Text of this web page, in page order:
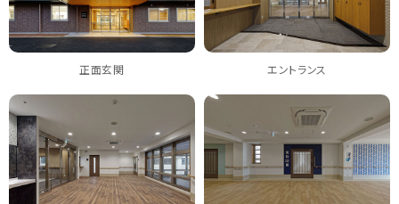
正面玄関 エントランス